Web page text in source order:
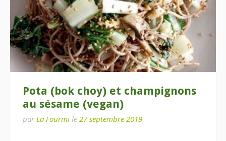
Pota (bok choy) et champignons
au sésame (vegan)
par La Fourmi le 27 septembre 2019